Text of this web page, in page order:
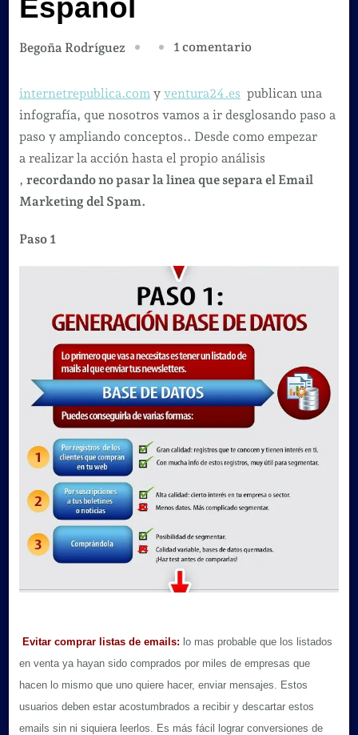
Español
Begoña Rodríguez 1 comentarioen
Email
Marketing
en
5
pasos
internetrepublica.com y ventura24.es publican una
infografía, que nosotros vamos a ir desglosando paso a
paso y ampliando conceptos.. Desde como empezar
a realizar la acción hasta el propio análisis
, recordando no pasar la linea que separa el Email
Marketing del Spam.
Paso 1
Evitar comprar listas de emails: lo mas probable que los listados
en venta ya hayan sido comprados por miles de empresas que
hacen lo mismo que uno quiere hacer, enviar mensajes. Estos
usuarios deben estar acostumbrados a recibir y descartar estos
emails sin ni siquiera leerlos. Es más fácil lograr conversiones de